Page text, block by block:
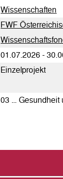
Wissenschaften
FWF
01.07.2026 -
Einzelprojekt
03 … Gesundheit